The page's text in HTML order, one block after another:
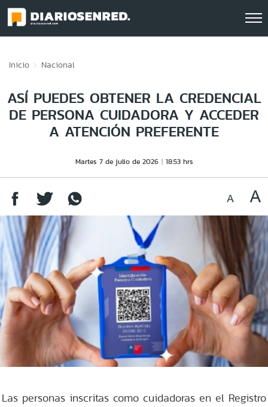
Inicio Nacional
ASÍ PUEDES OBTENER LA CREDENCIAL
DE PERSONA CUIDADORA Y ACCEDER
A ATENCIÓN PREFERENTE
Martes 7 de julio de 2026 18:53 hrs
Las personas inscritas como cuidadoras en el Registro